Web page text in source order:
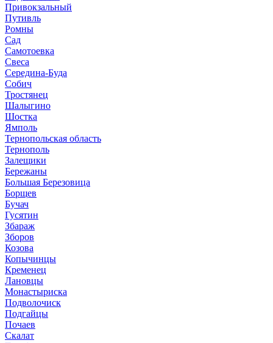
Привокзальный
Путивль
Ромны
Сад
Самотоевка
Свеса
Середина-Буда
Собич
Тростянец
Шалыгино
Шостка
Ямполь
Тернопольская область
Тернополь
Залещики
Бережаны
Большая Березовица
Борщев
Бучач
Гусятин
Збараж
Зборов
Козова
Копычинцы
Кременец
Лановцы
Монастыриска
Подволочиск
Подгайцы
Почаев
Скалат